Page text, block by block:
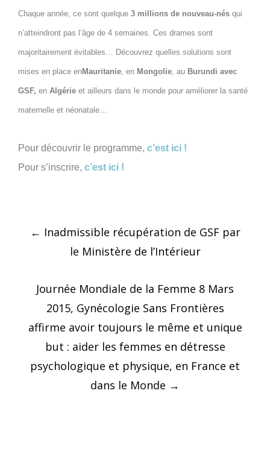
Chaque année, ce sont quelque 3 millions de nouveau-nés qui
n’atteindront pas l’âge de 4 semaines. Ces drames sont
majoritairement évitables… Découvrez quelles solutions sont
mises en place enMauritanie , en Mongolie , au Burundi avec
GSF, en Algérie et ailleurs dans le monde pour améliorer la santé
maternelle et néonatale…
Pour découvrir le programme, c’est ici !
Pour s’inscrire, c’est ici !
Post
navigation
← Inadmissible récupération de GSF par
le Ministère de l’Intérieur
Journée Mondiale de la Femme 8 Mars
2015, Gynécologie Sans Frontières
affirme avoir toujours le même et unique
but : aider les femmes en détresse
psychologique et physique, en France et
dans le Monde →